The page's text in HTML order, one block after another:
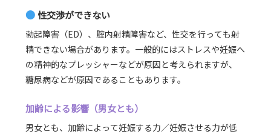
●性交渉ができない
勃起障害（ED）、腟内射精障害など、性交を行っても射
精できない場合があります。一般的にはストレスや妊娠へ
の精神的なプレッシャーなどが原因と考えられますが、
糖尿病などが原因であることもあります。
加齢による影響（男女とも）
男女とも、加齢によって妊娠する力／妊娠させる力が低